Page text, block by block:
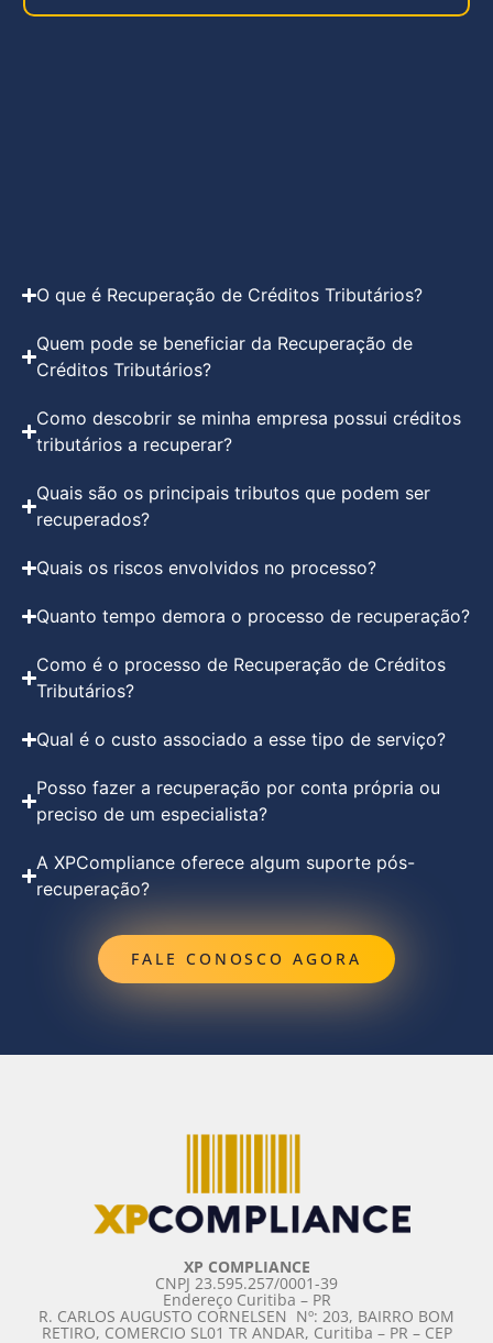
O que é Recuperação de Créditos Tributários?
Quem pode se beneficiar da Recuperação de
Créditos Tributários?
Como descobrir se minha empresa possui créditos
tributários a recuperar?
Quais são os principais tributos que podem ser
recuperados?
Quais os riscos envolvidos no processo?
Quanto tempo demora o processo de recuperação?
Como é o processo de Recuperação de Créditos
Tributários?
Qual é o custo associado a esse tipo de serviço?
Posso fazer a recuperação por conta própria ou
preciso de um especialista?
A XPCompliance oferece algum suporte pós-
recuperação?
FALE CONOSCO AGORA
XP COMPLIANCE
CNPJ 23.595.257/0001-39
Endereço Curitiba – PR
R. CARLOS AUGUSTO CORNELSEN ­ Nº: 203, BAIRRO BOM
RETIRO, COMERCIO SL01 TR ANDAR, Curitiba – PR – CEP